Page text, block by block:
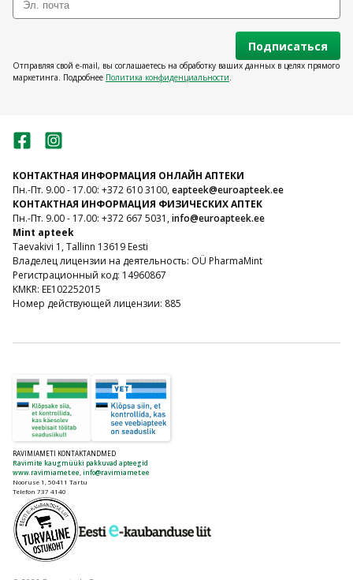
Подписаться
Отправляя свой e-mail, вы соглашаетесь на обработку ваших данных в целях прямого
маркетинга. Подробнее Политика конфиденциальности.
КОНТАКТНАЯ ИНФОРМАЦИЯ ОНЛАЙН АПТЕКИ
Пн.-Пт. 9.00 - 17.00: +372 610 3100,eapteek@euroapteek.ee
КОНТАКТНАЯ ИНФОРМАЦИЯ ФИЗИЧЕСКИХ АПТЕК
Пн.-Пт. 9.00 - 17.00: +372 667 5031,info@euroapteek.ee
Mint apteek
Taevakivi 1, Tallinn 13619 Eesti
Владелец лицензии на деятельность: OÜ PharmaMint
Регистрационный код: 14960867
KMKR: EE102252015
Номер действующей лицензии: 885
RAVIMIAMETI KONTAKTANDMED
Ravimite kaugmüüki pakkuvad apteegid
www.ravimiamet.ee info@ravimiamet.ee
Nooruse 1, 50411 Tartu
Telefon 737 4140